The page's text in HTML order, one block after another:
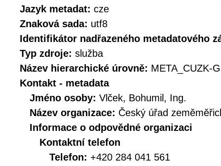
Jazyk metadat: cze
Znaková sada: utf8
Identifikátor nadřazeného metadatového
Typ zdroje: služba
Název hierarchické úrovně: META_CUZK-
Kontakt - metadata
Jméno osoby: Vlček, Bohumil, Ing.
Název organizace: Český úřad
Informace o odpovědné organizaci
Kontaktní telefon
Telefon: +420 284 041 561